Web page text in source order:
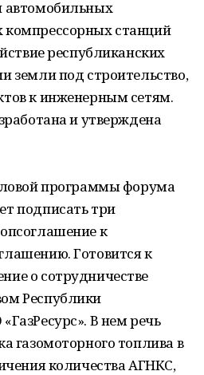
автомобильных
компрессорных станций
республиканских
земли под строительство,
к инженерным сетям.
и утверждена
программы форума
подписать три
к
Готовится к
о сотрудничестве
Республики
В нем речь
газомоторного топлива в
количества АГНКС,